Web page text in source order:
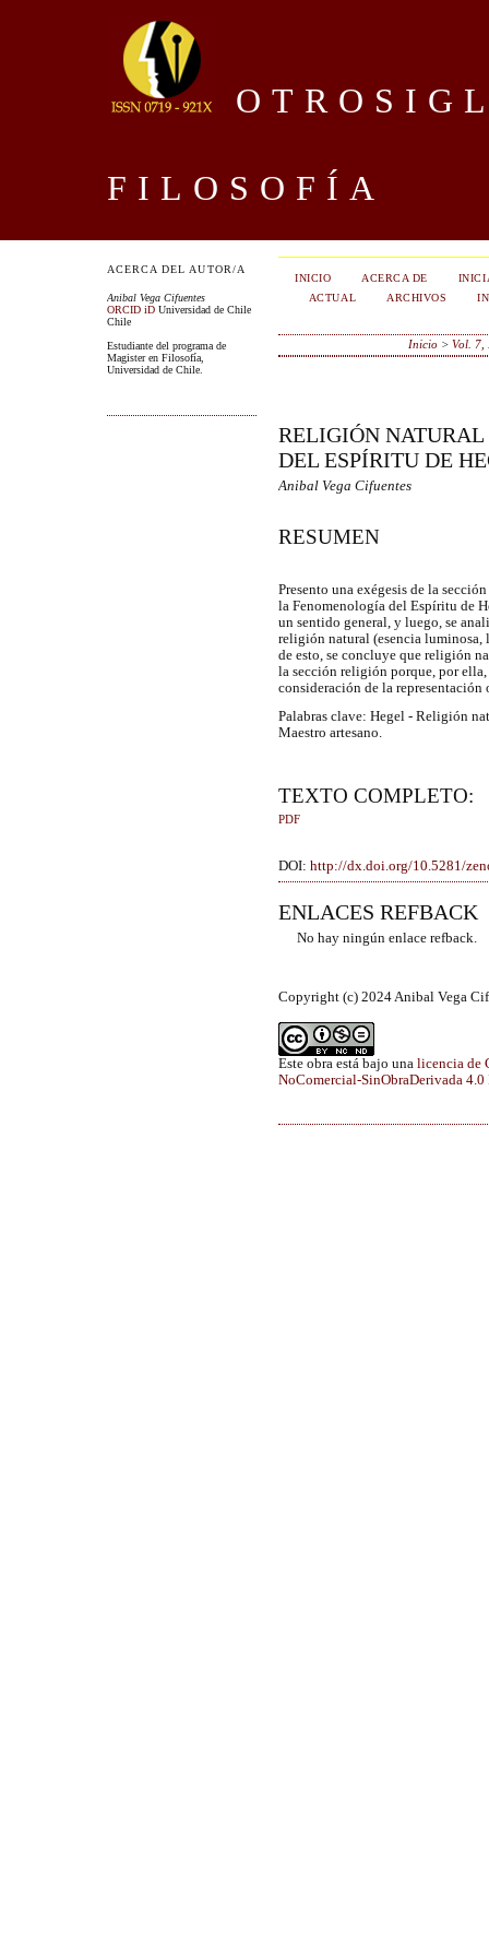
FILOSOFÍA
ACERCA DEL AUTOR/A
Anibal Vega Cifuentes
ORCID iD Universidad de Chile
Chile
Estudiante del programa de
Magister en Filosofía,
Universidad de Chile.
INICIO ACERCA DE
ACTUAL
ARCHIVOS
Inicio> Vol. 7,
RELIGIÓN
DEL ESPÍRITU DE
Anibal Vega Cifuentes
RESUMEN
Presento una exégesis de la
la Fenomenología del Espíritu de
un sentido general, y luego, se
religión natural (esencia luminosa,
de esto, se concluye que religión
la sección religión porque, por
consideración de la
Palabras clave: Hegel - Religión
Maestro artesano.
TEXTO COMPLETO:
PDF
DOI: http://dx.doi.org/10.5281/
ENLACES REFBACK
No hay ningún enlace refback.
Copyright (c) 2024 Anibal Vega
Este obra está bajo una licencia de
NoComercial-SinObraDerivada